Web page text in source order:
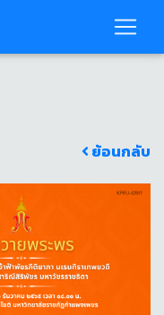
ย้อนกลับ